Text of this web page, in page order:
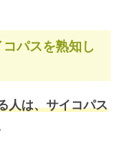
パスを熟知し
人は、サイコパス